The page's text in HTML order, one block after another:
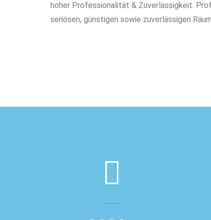
hoher Professionalität & Zuverlässigkeit.
seriösen, günstigen sowie zuverlässigen